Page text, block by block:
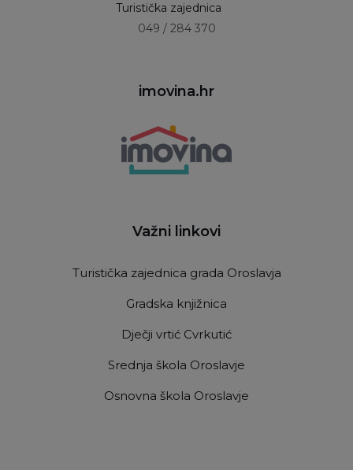
Turistička zajednica
049 / 284 370
imovina.hr
Važni linkovi
Turistička zajednica grada Oroslavja
Gradska knjižnica
Dječji vrtić Cvrkutić
Srednja škola Oroslavje
Osnovna škola Oroslavje